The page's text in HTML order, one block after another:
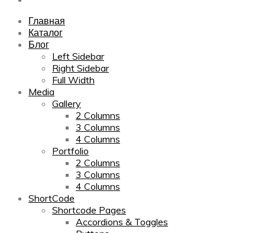
Главная
Каталог
Блог
Left Sidebar
Right Sidebar
Full Width
Media
Gallery
2 Columns
3 Columns
4 Columns
Portfolio
2 Columns
3 Columns
4 Columns
ShortCode
Shortcode Pages
Accordions & Toggles